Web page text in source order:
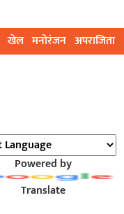
खेल मनोरंजन अपराजिता
Powered by
Translate